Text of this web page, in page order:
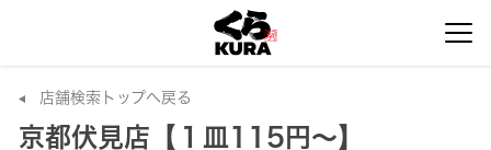
店舗検索トップへ戻る
京都伏見店【１皿115円～】